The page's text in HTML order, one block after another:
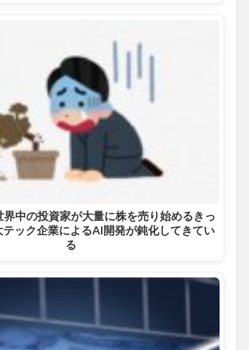
界中の投資家が大量に株を売り始めるきっ
ック企業によるAI開発が鈍化してきてい
る